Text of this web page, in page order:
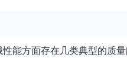
能方面存在几类典型的质